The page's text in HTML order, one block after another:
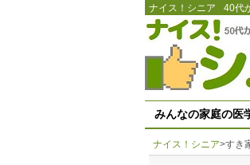
ナイス！シニア 40代
みんなの家庭の医
ナイス！シニア>すき